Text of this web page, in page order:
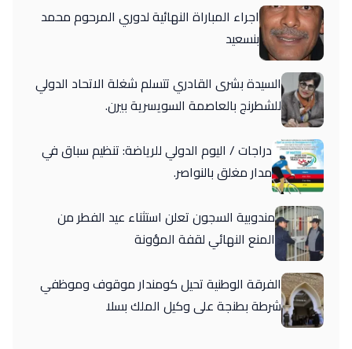
اجراء المباراة النهائية لدوري المرحوم محمد
بنسعيد
السيدة بشرى القادري تتسلم شغلة الاتحاد الدولي
للشطرنج بالعاصمة السويسرية بيرن.
دراجات / اليوم الدولي للرياضة: تنظيم سباق في
مدار مغلق بالنواصر.
مندوبية السجون تعلن استثناء عيد الفطر من
المنع النهائي لقفة المؤونة
الفرقة الوطنية تحيل كومندار موقوف وموظفي
شرطة بطنجة على وكيل الملك بسلا